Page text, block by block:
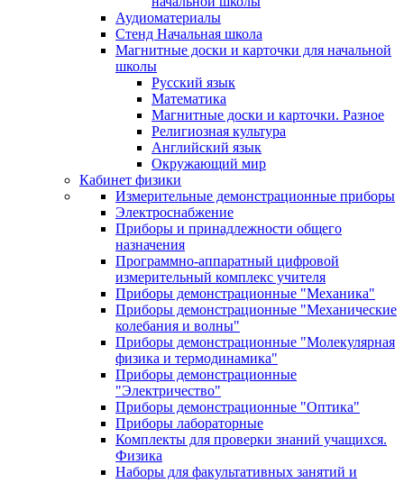
Аудиоматериалы
Стенд Начальная школа
Магнитные доски и карточки для начальной
школы
Русский язык
Математика
Магнитные доски и карточки. Разное
Религиозная культура
Английский язык
Окружающий мир
Кабинет физики
Измерительные демонстрационные приборы
Электроснабжение
Приборы и принадлежности общего
назначения
Программно-аппаратный цифровой
измерительный комплекс учителя
Приборы демонстрационные "Механика"
Приборы демонстрационные "Механические
колебания и волны"
Приборы демонстрационные "Молекулярная
физика и термодинамика"
Приборы демонстрационные
"Электричество"
Приборы демонстрационные "Оптика"
Приборы лабораторные
Комплекты для проверки знаний учащихся.
Физика
Наборы для факультативных занятий и